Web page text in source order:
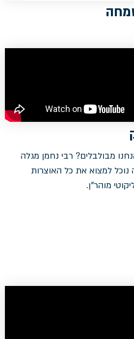
מבולבלים? רבי נחמן מגלה
למצוא את כל האוצרות
מוהר"ן.